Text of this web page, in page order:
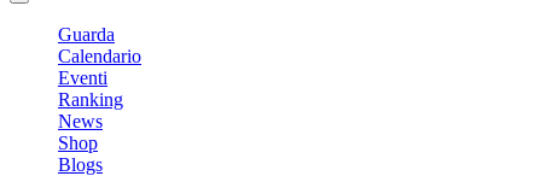
Guarda
Calendario
Eventi
Ranking
News
Shop
Blogs